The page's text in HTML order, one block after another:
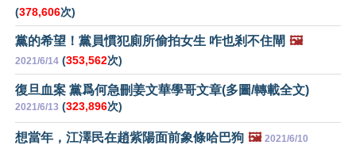
(378,606次)
黨的希望！黨員慣犯廁所偷拍女生 咋也剎不住閘 🖼️
2021/6/14 (353,562次)
復旦血案 黨爲何急刪姜文華學哥文章(多圖/轉載全文)
2021/6/13 (323,896次)
想當年，江澤民在趙紫陽面前象條哈巴狗 🖼️ 2021/6/10